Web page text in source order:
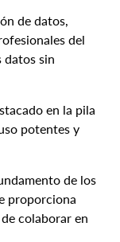
de datos,
del
datos sin
en la pila
potentes y
de los
proporciona
colaborar en